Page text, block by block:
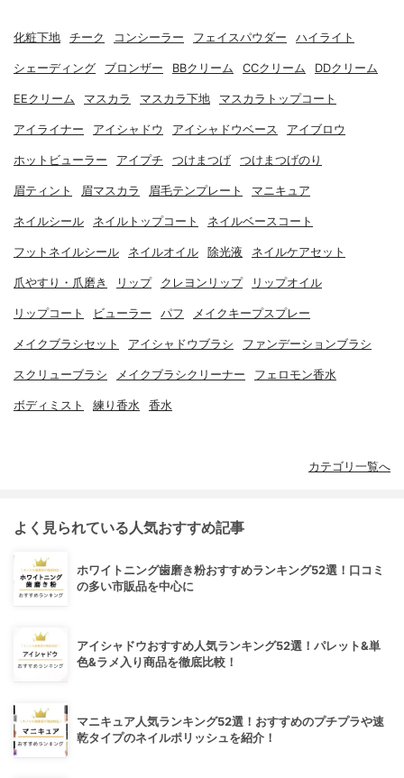
化粧下地 チーク コンシーラー フェイスパウダー ハイライト
シェーディング ブロンザー BBクリーム CCクリーム DDクリーム
EEクリーム マスカラ マスカラ下地 マスカラトップコート
アイライナー アイシャドウ アイシャドウベース アイブロウ
ホットビューラー アイプチ つけまつげ つけまつげのり
眉ティント 眉マスカラ 眉毛テンプレート マニキュア
ネイルシール ネイルトップコート ネイルベースコート
フットネイルシール ネイルオイル 除光液 ネイルケアセット
爪やすり・爪磨き リップ クレヨンリップ リップオイル
リップコート ビューラー パフ メイクキープスプレー
メイクブラシセット アイシャドウブラシ ファンデーションブラシ
スクリューブラシ メイクブラシクリーナー フェロモン香水
ボディミスト 練り香水 香水
カテゴリ一覧へ
よく見られている人気おすすめ記事
ホワイトニング歯磨き粉おすすめランキング52選！口コミ
の多い市販品を中心に
アイシャドウおすすめ人気ランキング52選！パレット&単
色&ラメ入り商品を徹底比較！
マニキュア人気ランキング52選！おすすめのプチプラや速
乾タイプのネイルポリッシュを紹介！